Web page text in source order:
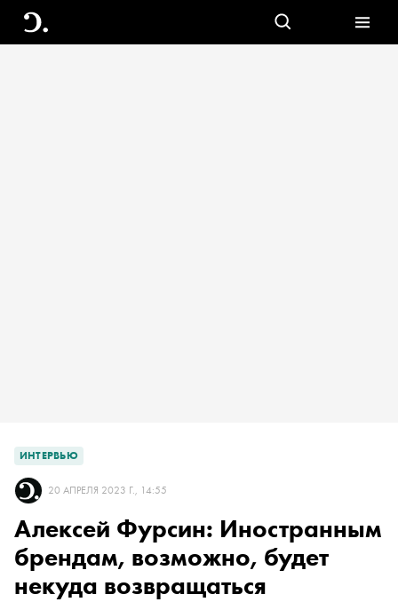
ИНТЕРВЬЮ
20 АПРЕЛЯ 2023 Г., 14:55
Алексей Фурсин: Иностранным
брендам, возможно, будет
некуда возвращаться